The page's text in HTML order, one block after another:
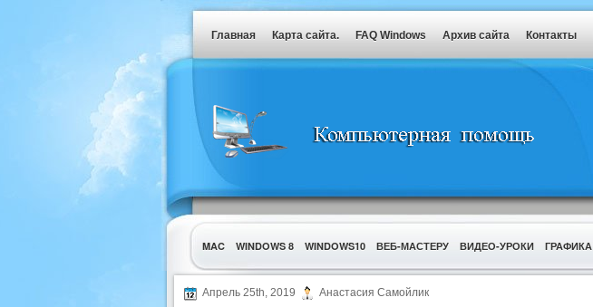
Главная Карта сайта. FAQ Windows Архив сайта Контакты
MAC WINDOWS 8 WINDOWS10 ВЕБ-МАСТЕРУ ВИДЕО-УРОКИ ГРАФИКА
УТИЛИТЫ
Апрель 25th, 2019 Анастасия Самойлик